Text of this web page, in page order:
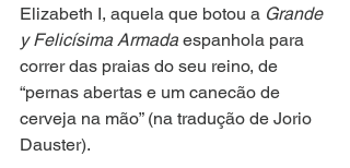
Elizabeth I, aquela que botou a Grande
y Felicísima Armada espanhola para
correr das praias do seu reino, de
“pernas abertas e um canecão de
cerveja na mão” (na tradução de Jorio
Dauster).